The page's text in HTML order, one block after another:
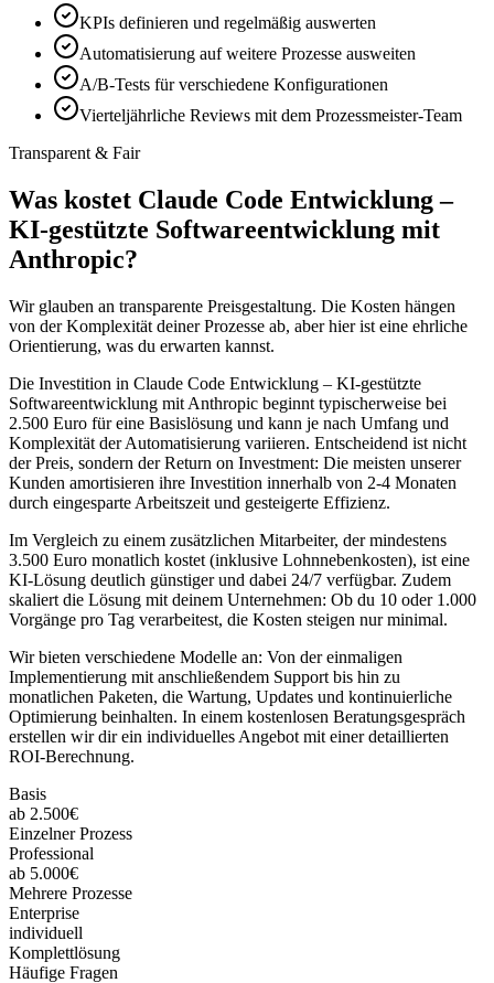
KPIs definieren und regelmäßig auswerten
Automatisierung auf weitere Prozesse ausweiten
A/B-Tests für verschiedene Konfigurationen
Vierteljährliche Reviews mit dem Prozessmeister-Team
Transparent & Fair
Was kostet Claude Code Entwicklung –
KI-gestützte Softwareentwicklung mit
Anthropic?
Wir glauben an transparente Preisgestaltung. Die Kosten hängen
von der Komplexität deiner Prozesse ab, aber hier ist eine ehrliche
Orientierung, was du erwarten kannst.
Die Investition in Claude Code Entwicklung – KI-gestützte
Softwareentwicklung mit Anthropic beginnt typischerweise bei
2.500 Euro für eine Basislösung und kann je nach Umfang und
Komplexität der Automatisierung variieren. Entscheidend ist nicht
der Preis, sondern der Return on Investment: Die meisten unserer
Kunden amortisieren ihre Investition innerhalb von 2-4 Monaten
durch eingesparte Arbeitszeit und gesteigerte Effizienz.
Im Vergleich zu einem zusätzlichen Mitarbeiter, der mindestens
3.500 Euro monatlich kostet (inklusive Lohnnebenkosten), ist eine
KI-Lösung deutlich günstiger und dabei 24/7 verfügbar. Zudem
skaliert die Lösung mit deinem Unternehmen: Ob du 10 oder 1.000
Vorgänge pro Tag verarbeitest, die Kosten steigen nur minimal.
Wir bieten verschiedene Modelle an: Von der einmaligen
Implementierung mit anschließendem Support bis hin zu
monatlichen Paketen, die Wartung, Updates und kontinuierliche
Optimierung beinhalten. In einem kostenlosen Beratungsgespräch
erstellen wir dir ein individuelles Angebot mit einer detaillierten
ROI-Berechnung.
Basis
ab 2.500€
Einzelner Prozess
Professional
ab 5.000€
Mehrere Prozesse
Enterprise
individuell
Komplettlösung
Häufige Fragen